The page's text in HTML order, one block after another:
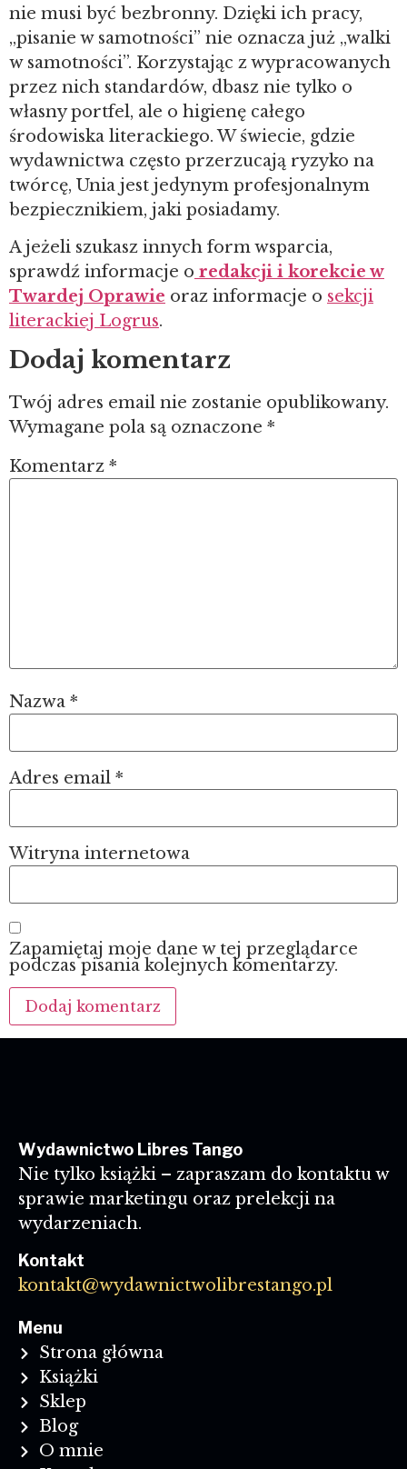
nie musi być bezbronny. Dzięki ich pracy,
„pisanie w samotności” nie oznacza już „walki
w samotności”. Korzystając z wypracowanych
przez nich standardów, dbasz nie tylko o
własny portfel, ale o higienę całego
środowiska literackiego. W świecie, gdzie
wydawnictwa często przerzucają ryzyko na
twórcę, Unia jest jedynym profesjonalnym
bezpiecznikiem, jaki posiadamy.
A jeżeli szukasz innych form wsparcia,
sprawdź informacje o redakcji i korekcie w
Twardej Oprawie oraz informacje o sekcji
literackiej Logrus.
Dodaj komentarz
Twój adres email nie zostanie opublikowany.
Wymagane pola są oznaczone *
Komentarz *
Nazwa *
Adres email *
Witryna internetowa
Zapamiętaj moje dane w tej przeglądarce
podczas pisania kolejnych komentarzy.
Wydawnictwo Libres Tango
Nie tylko książki – zapraszam do kontaktu w
sprawie marketingu oraz prelekcji na
wydarzeniach.
Kontakt
kontakt@wydawnictwolibrestango.pl
Menu
Strona główna
Książki
Sklep
Blog
O mnie